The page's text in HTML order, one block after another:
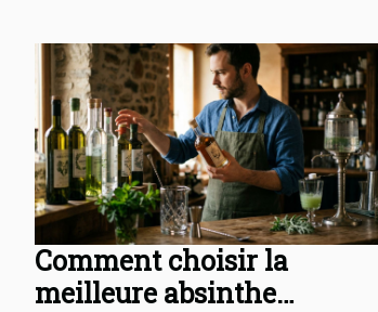
Comment choisir la
meilleure absinthe